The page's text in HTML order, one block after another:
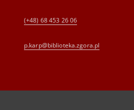
(+48) 68 453 26 06
p.karp@biblioteka.zgora.pl